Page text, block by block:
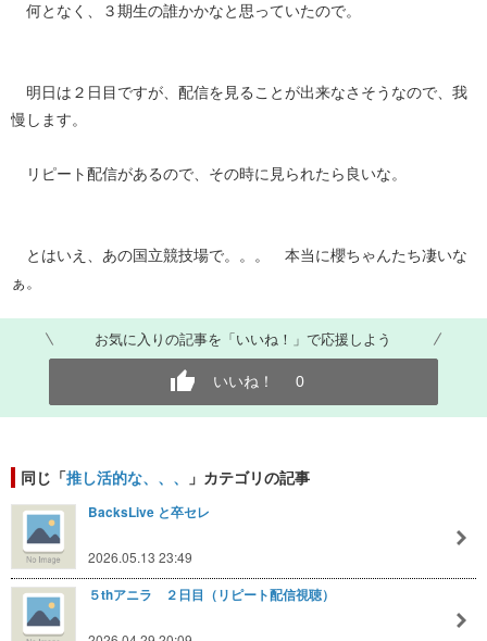
何となく、３期生の誰かかなと思っていたので。
明日は２日目ですが、配信を見ることが出来なさそうなので、我
慢します。
リピート配信があるので、その時に見られたら良いな。
とはいえ、あの国立競技場で。。。 本当に櫻ちゃんたち凄いな
ぁ。
お気に入りの記事を「いいね！」で応援しよう
いいね！ 0
同じ「推し活的な、、、 」カテゴリの記事
BacksLive と卒セレ
2026.05.13 23:49
５thアニラ ２日目（リピート配信視聴）